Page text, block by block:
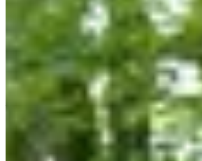
• Una Rainbow Run para niños: color, risas
excusa para que se duerman temprano por
• Un ambiente genial: familiar, cálido e
tu perro puede venir corriendo contigo!).
• Una buena causa: cada inscripción apoya
Main pour un Espoir, porque correr para los